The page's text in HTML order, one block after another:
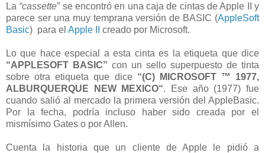
La “cassette” se encontró en una caja de cintas de Apple II y
parece ser una muy temprana versión de BASIC (AppleSoft
Basic) para el Apple II creado por Microsoft.
Lo que hace especial a esta cinta es la etiqueta que dice
“APPLESOFT BASIC” con un sello superpuesto de tinta
sobre otra etiqueta que dice “(C) MICROSOFT ™ 1977,
ALBURQUERQUE NEW MEXICO“. Ese año (1977) fue
cuando salió al mercado la primera versión del AppleBasic.
Por la fecha, podría incluso haber sido creada por el
mismísimo Gates o por Allen.
Cuenta la historia que un cliente de Apple le pidió a